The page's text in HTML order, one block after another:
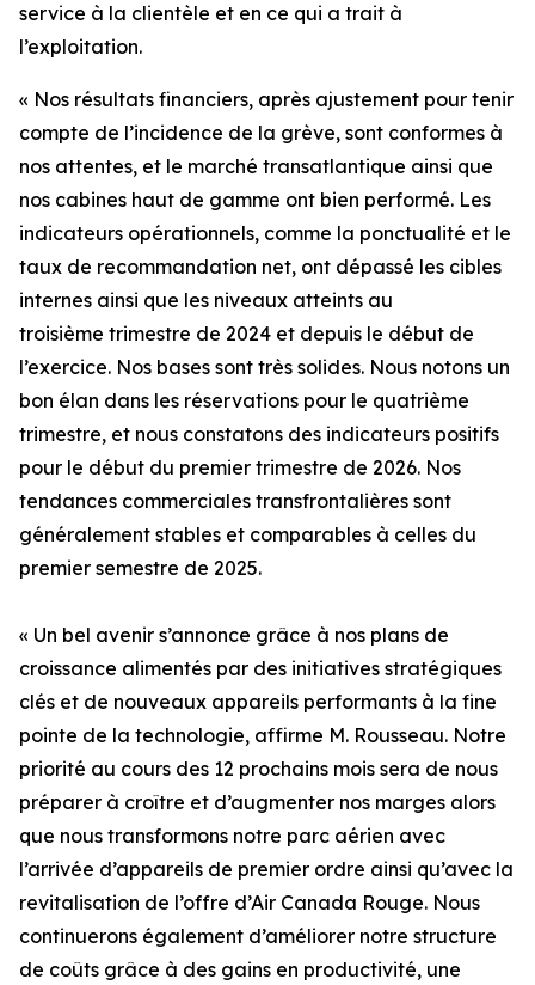
service à la clientèle et en ce qui a trait à
l’exploitation.
« Nos résultats financiers, après ajustement pour tenir
compte de l’incidence de la grève, sont conformes à
nos attentes, et le marché transatlantique ainsi que
nos cabines haut de gamme ont bien performé. Les
indicateurs opérationnels, comme la ponctualité et le
taux de recommandation net, ont dépassé les cibles
internes ainsi que les niveaux atteints au
troisième trimestre de 2024 et depuis le début de
l’exercice. Nos bases sont très solides. Nous notons un
bon élan dans les réservations pour le quatrième
trimestre, et nous constatons des indicateurs positifs
pour le début du premier trimestre de 2026. Nos
tendances commerciales transfrontalières sont
généralement stables et comparables à celles du
premier semestre de 2025.
« Un bel avenir s’annonce grâce à nos plans de
croissance alimentés par des initiatives stratégiques
clés et de nouveaux appareils performants à la fine
pointe de la technologie, affirme M. Rousseau. Notre
priorité au cours des 12 prochains mois sera de nous
préparer à croître et d’augmenter nos marges alors
que nous transformons notre parc aérien avec
l’arrivée d’appareils de premier ordre ainsi qu’avec la
revitalisation de l’offre d’Air Canada Rouge. Nous
continuerons également d’améliorer notre structure
de coûts grâce à des gains en productivité, une